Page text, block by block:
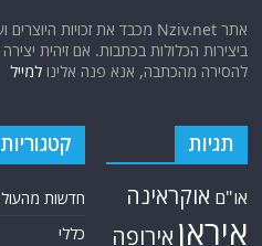
להסירה מהכתבה, אנא פנה אלינו
או"םאוקראינה
איראןאירופה
אפריקה ארה"ב
חדשות מהעולם